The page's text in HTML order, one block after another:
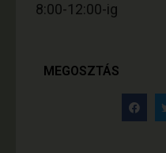
8:00-12:00-ig
MEGOSZTÁS